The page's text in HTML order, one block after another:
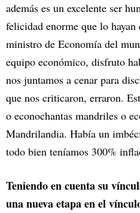
además es un excelente ser
felicidad enorme que lo
ministro de Economía del
equipo económico, disfruto
nos juntamos a cenar para
que nos criticaron, erraron.
o econochantas mandriles o
Mandrilandia. Había un
todo bien teníamos 300%
Teniendo en cuenta su
una nueva etapa en el